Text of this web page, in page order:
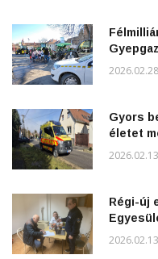
Gyors
életet
Régi-új